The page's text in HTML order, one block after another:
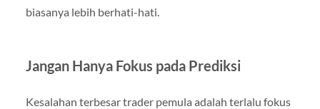
biasanya lebih berhati-hati.
Jangan Hanya Fokus pada Prediksi
Kesalahan terbesar trader pemula adalah terlalu fokus